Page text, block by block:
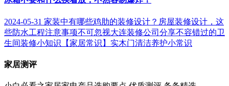
2024-05-31 家装中有哪些鸡肋的装修设计？ 房屋装修设计，这
些防水工程注意事项不可忽视大连装修公司分享不容错过的卫
生间装修小知识 【家居常识】实木门清洁养护小常识
家居测评